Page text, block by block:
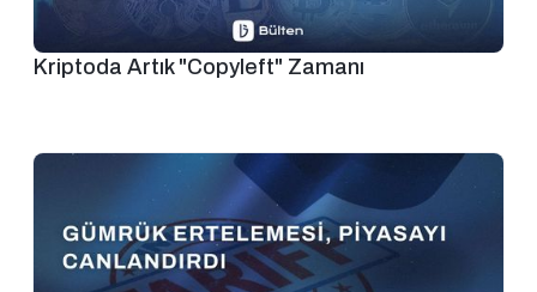
Kriptoda Artık "Copyleft" Zamanı